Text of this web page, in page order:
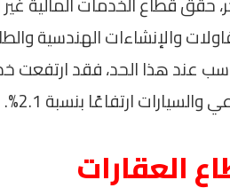
ارتفاعًا بنسبة 2.1%.
العقارات